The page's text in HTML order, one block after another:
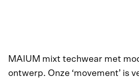
MAIUM mixt techwear met
ontwerp. Onze ‘movement’ is